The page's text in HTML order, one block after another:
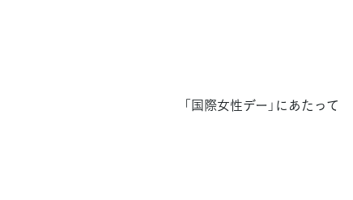
「国際女性デー」にあたって